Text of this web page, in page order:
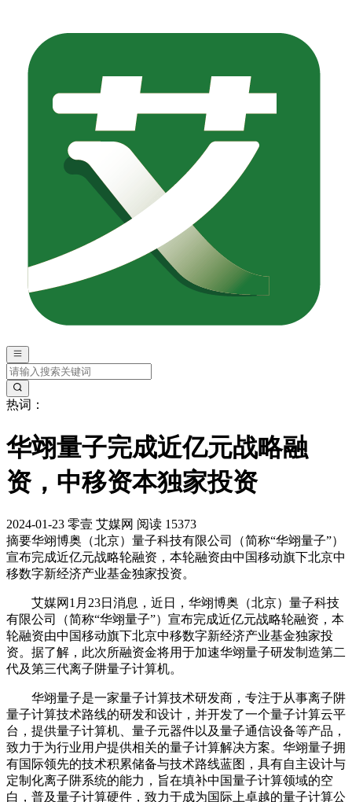
热词：
华翊量子完成近亿元战略融
资，中移资本独家投资
2024-01-23 零壹 艾媒网 阅读 15373
摘要华翊博奥（北京）量子科技有限公司（简称“华翊量子”）
宣布完成近亿元战略轮融资，本轮融资由中国移动旗下北京中
移数字新经济产业基金独家投资。
艾媒网1月23日消息，近日，华翊博奥（北京）量子科技
有限公司（简称“华翊量子”）宣布完成近亿元战略轮融资，本
轮融资由中国移动旗下北京中移数字新经济产业基金独家投
资。据了解，此次所融资金将用于加速华翊量子研发制造第二
代及第三代离子阱量子计算机。
华翊量子是一家量子计算技术研发商，专注于从事离子阱
量子计算技术路线的研发和设计，并开发了一个量子计算云平
台，提供量子计算机、量子元器件以及量子通信设备等产品，
致力于为行业用户提供相关的量子计算解决方案。华翊量子拥
有国际领先的技术积累储备与技术路线蓝图，具有自主设计与
定制化离子阱系统的能力，旨在填补中国量子计算领域的空
白，普及量子计算硬件，致力于成为国际上卓越的量子计算公